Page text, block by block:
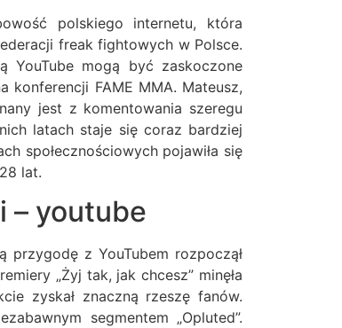
polskiego internetu, która
freak fightowych w Polsce.
YouTube mogą być zaskoczone
konferencji FAME MMA. Mateusz,
jest z komentowania szeregu
latach staje się coraz bardziej
społecznościowych pojawiła się
lat.
– youtube
przygodę z YouTubem rozpoczął
„Żyj tak, jak chcesz” minęła
zyskał znaczną rzeszę fanów.
segmentem „Opluted”.